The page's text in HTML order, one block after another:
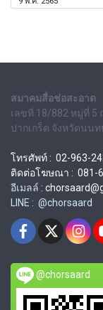
สมาคมสื่อช่อสะอาด
เลขที่ 18/882 หมู่ที่ 5
ปากเกร็ด จังหวัดนนท
โทรศัพท์ : 02-963-
ติดต่อโฆษณา : 081-
อีเมลล์ :
LINE : @chorsaard
@chorsaard